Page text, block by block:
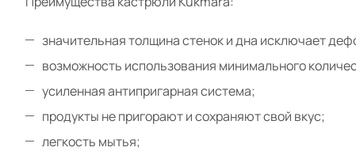
значительная толщина стенок и дна исключает
возможность использования минимального
усиленная антипригарная система;
продукты не пригорают и сохраняют свой вкус;
легкость мытья;